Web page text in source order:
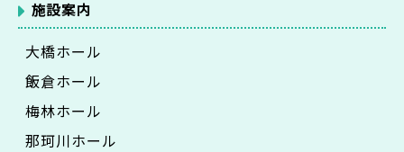
施設案内
大橋ホール
飯倉ホール
梅林ホール
那珂川ホール